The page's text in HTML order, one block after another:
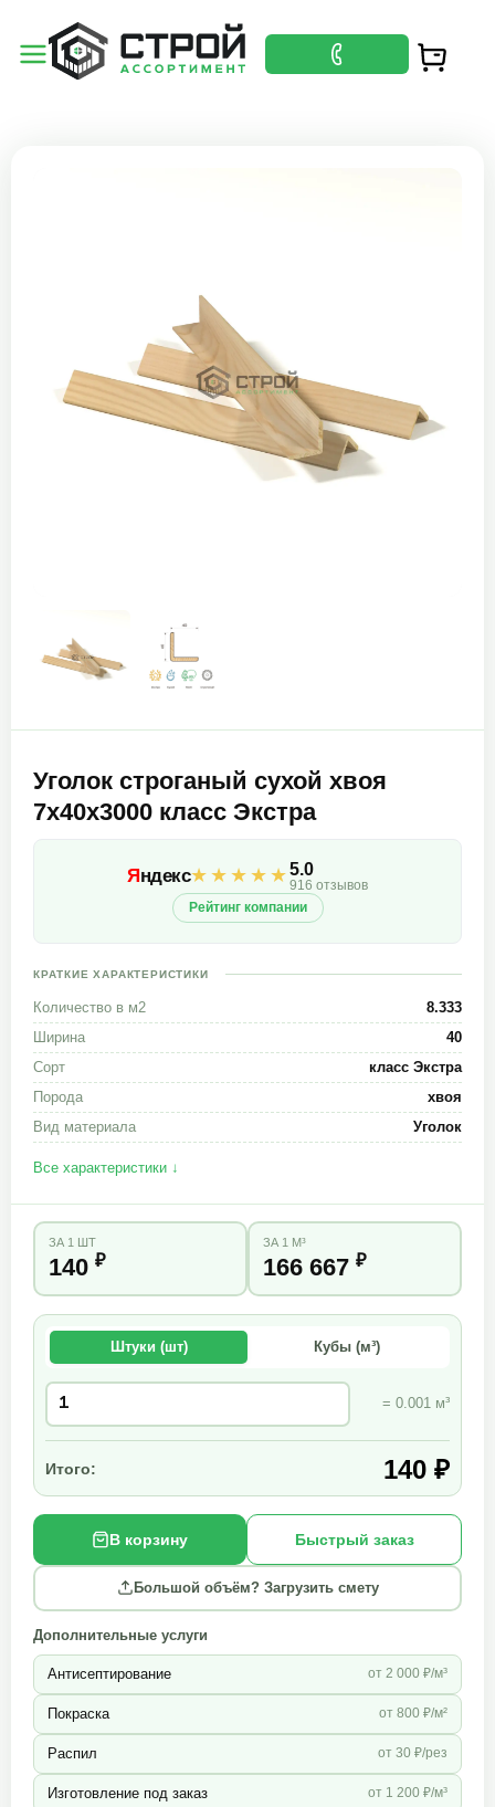
Уголок строганый сухой хвоя
7х40х3000 класс Экстра
Яндекс★★★★★5.0
916 отзывов
Рейтинг компании
КРАТКИЕ ХАРАКТЕРИСТИКИ
Количество в м2
8.333
Ширина
40
Сорт
класс Экстра
Порода
хвоя
Вид материала
Уголок
Все характеристики ↓
ЗА 1 ШТ
140 ₽
ЗА 1 М³
166 667 ₽
Штуки (шт) Кубы (м³)
= 0.001 м³
Итого: 140 ₽
В корзину Быстрый заказ
Большой объём? Загрузить смету
Дополнительные услуги
Антисептирование от 2 000 ₽/м³
Покраска от 800 ₽/м²
Распил от 30 ₽/рез
Изготовление под заказ от 1 200 ₽/м³